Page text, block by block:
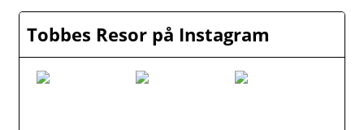
Tobbes Resor på Instagram